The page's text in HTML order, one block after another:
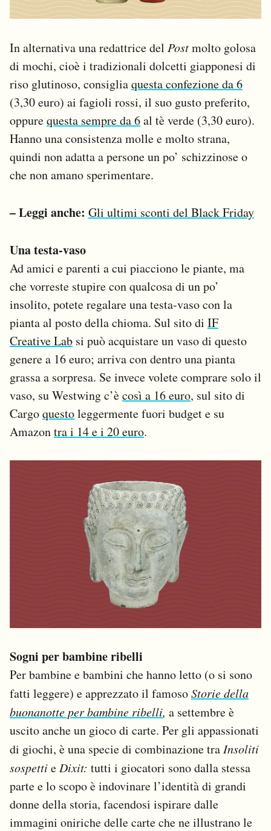
In alternativa una redattrice del Postmolto golosa
di mochi, cioè i tradizionali dolcetti giapponesi di
riso glutinoso, consigliaquesta confezione da 6
(3,30 euro) ai fagioli rossi, il suo gusto preferito,
oppurequesta sempre da 6al tè verde (3,30 euro).
Hanno una consistenza molle e molto strana,
quindi non adatta a persone un po’ schizzinose o
che non amano sperimentare.
– Leggi anche: Gli ultimi sconti del Black Friday
Una testa-vaso
Ad amici e parenti a cui piacciono le piante, ma
che vorreste stupire con qualcosa di un po’
insolito, potete regalare una testa-vaso con la
pianta al posto della chioma. Sul sito di IF
Creative Lab si può acquistare un vaso di questo
genere a 16 euro; arriva con dentro una pianta
grassa a sorpresa. Se invece volete comprare solo il
vaso, su Westwing c’ècosì a 16 euro, sul sito di
Cargoquestoleggermente fuori budget e su
Amazontra i 14 e i 20 euro.
Sogni per bambine ribelli
Per bambine e bambini che hanno letto (o si sono
fatti leggere) e apprezzato il famosoStorie della
buonanotte per bambine ribelli, a settembre è
uscito anche un gioco di carte. Per gli appassionati
di giochi, è una specie di combinazione tra Insoliti
sospettie Dixit: tutti i giocatori sono dalla stessa
parte e lo scopo è indovinare l’identità di grandi
donne della storia, facendosi ispirare dalle
immagini oniriche delle carte che ne illustrano le